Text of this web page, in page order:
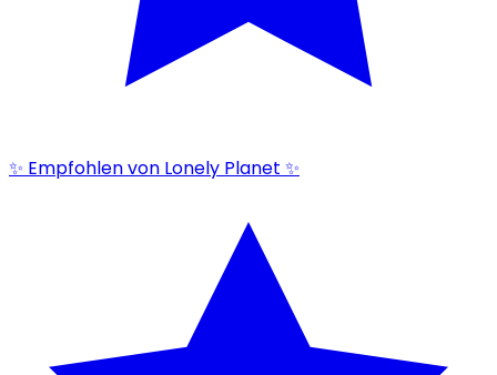
✨ Empfohlen von Lonely Planet ✨